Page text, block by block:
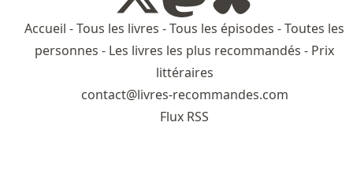
Accueil -Tous les livres -Tous les épisodes -Toutes les
personnes - Les livres les plus recommandés - Prix
littéraires
contact@livres-recommandes.com
Flux RSS